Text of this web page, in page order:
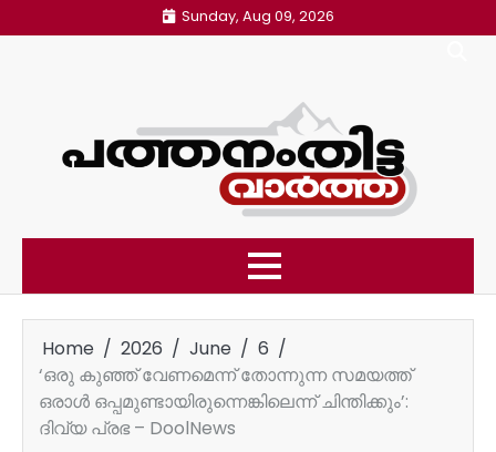
to
Sunday, Aug 09, 2026
Home 2026 June
6
‘ഒരു കുഞ്ഞ് വേണമെന്ന് തോന്നുന്ന സമയത്ത്
ഒരാൾ ഒപ്പമുണ്ടായിരുന്നെങ്കിലെന്ന് ചിന്തിക്കും’:
ദിവ്യ പ്രഭ – DoolNews